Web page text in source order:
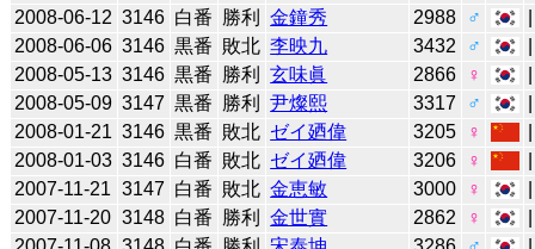
2008-06-12 3146 白番 勝利 金鐘秀 2988 ♂
2008-06-06 3146 黒番 敗北 李映九 3432 ♂
2008-05-13 3146 黒番 勝利 玄味眞 2866 ♀
2008-05-09 3147 黒番 勝利 尹燦熙 3317 ♂
2008-01-21 3146 黒番 敗北 ゼイ廼偉 3205 ♀
2008-01-03 3146 白番 敗北 ゼイ廼偉 3206 ♀
2007-11-21 3147 白番 敗北 金恵敏 3000 ♀
2007-11-20 3148 白番 勝利 金世實 2862 ♀